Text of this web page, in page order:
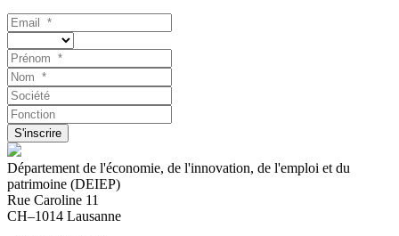
S'inscrire
Département de l'économie, de l'innovation, de l'emploi et du
patrimoine (DEIEP)
Rue Caroline 11
CH–1014 Lausanne